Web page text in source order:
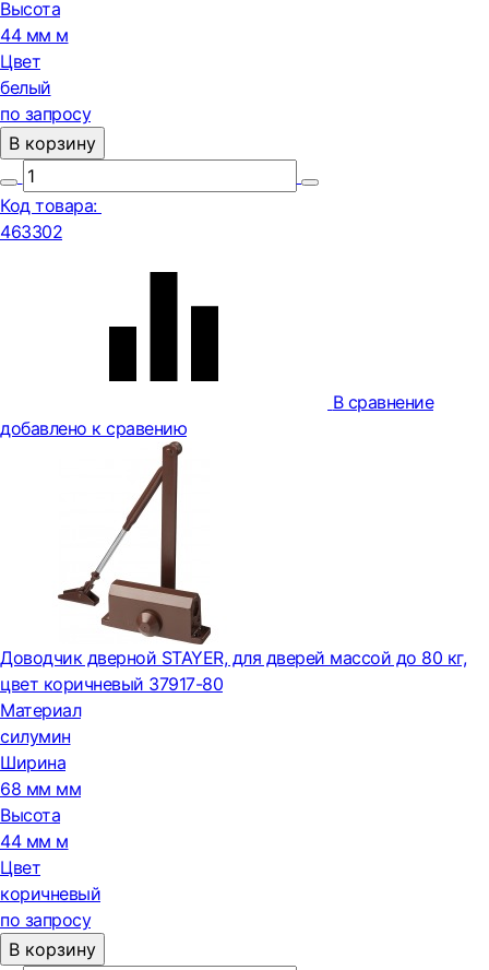
Высота
44 мм м
Цвет
белый
по запросу
В корзину
Код товара:
463302
В сравнение
добавлено к сравению
Доводчик дверной STAYER, для дверей массой до 80 кг,
цвет коричневый 37917-80
Материал
силумин
Ширина
68 мм мм
Высота
44 мм м
Цвет
коричневый
по запросу
В корзину